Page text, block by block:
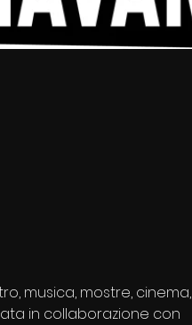
musica, mostre, cinema,
in collaborazione con